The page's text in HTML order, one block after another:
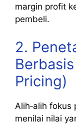
margin profit
pembeli.
2.
Pricing)
Alih‑alih
menilai nilai